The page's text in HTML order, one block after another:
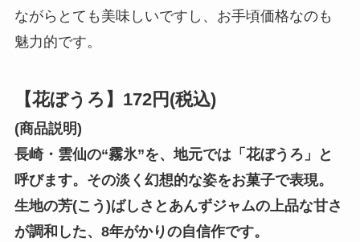
ながらとても美味しいですし、お手頃価格なのも
魅力的です。
【花ぼうろ】172円(税込)
(商品説明)
長崎・雲仙の“霧氷”を、地元では「花ぼうろ」と
呼びます。その淡く幻想的な姿をお菓子で表現。
生地の芳(こう)ばしさとあんずジャムの上品な甘さ
が調和した、8年がかりの自信作です。